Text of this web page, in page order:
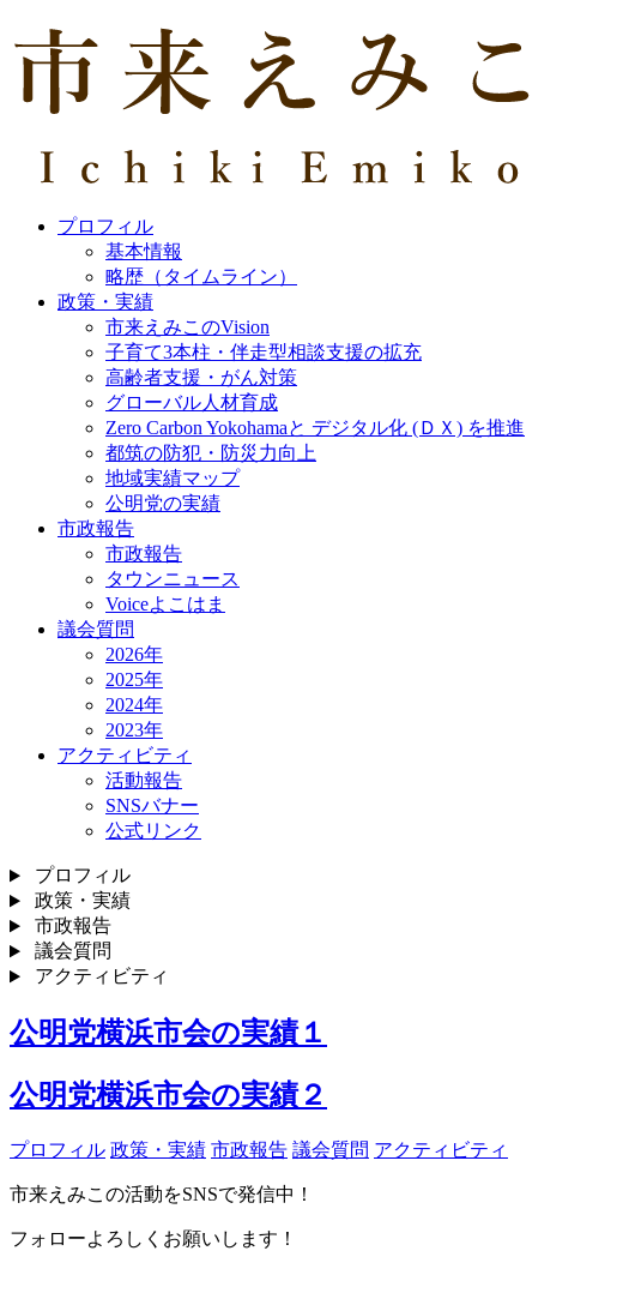
プロフィル
基本情報
略歴（タイムライン）
政策・実績
市来えみこのVision
子育て3本柱・伴走型相談支援の拡充
高齢者支援・がん対策
グローバル人材育成
Zero Carbon Yokohamaと デジタル化 (ＤＸ) を推進
都筑の防犯・防災力向上
地域実績マップ
公明党の実績
市政報告
市政報告
タウンニュース
Voiceよこはま
議会質問
2026年
2025年
2024年
2023年
アクティビティ
活動報告
SNSバナー
公式リンク
プロフィル
政策・実績
市政報告
議会質問
アクティビティ
公明党横浜市会の実績１
公明党横浜市会の実績２
プロフィル 政策・実績 市政報告 議会質問 アクティビティ
市来えみこの活動をSNSで発信中！
フォローよろしくお願いします！